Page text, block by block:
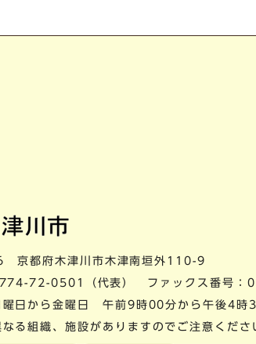
京都府木津川市木津南垣外110-9
72-0501
（代表） ファックス番号
日から金曜日 午前9時00分から午後4時
なる組織、施設がありますのでご注意くださ